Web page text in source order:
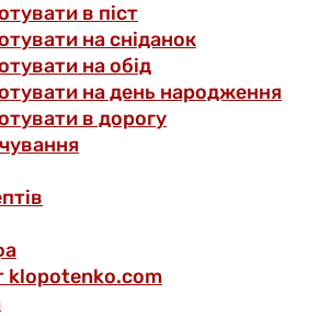
в піст
на сніданок
на обід
на день народження
в дорогу
klopotenko.com